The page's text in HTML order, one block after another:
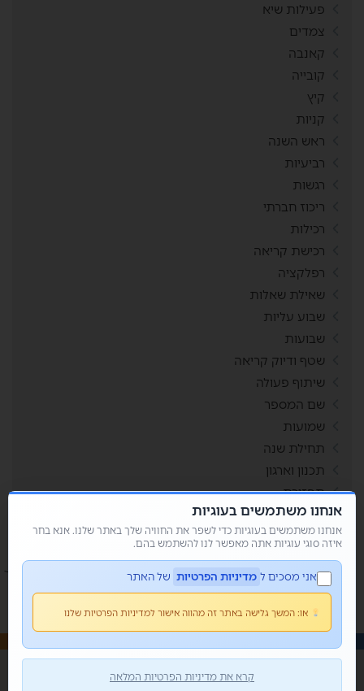
פעילות שיא
צמדים
קאנבה
קובייה
קיץ
קניות
ראש השנה
רביעיות
רגשות
ריכוז חברתי
רכילות
רכישת קריאה
רפלקציה
שאילת שאלות
שבוע עליות
שבועות
שטף ודיוק קריאה
שיתוף פעולה
שם המספר
שמועות
תחילת שנה
תכנון וארגון
תפזורת
תשבצים
© כל הזכויות שמורות 2026 • מור קנדי - פשוט למשחק
אנחנו משתמשים בעוגיות
אנחנו משתמשים בעוגיות כדי לשפר את החוויה שלך באתר שלנו. אנא בחר
איזה סוגי עוגיות אתה מאפשר לנו להשתמש בהם.
אני מסכים ל מדיניות הפרטיות של האתר
או: המשך גלישה באתר זה מהווה אישור למדיניות הפרטיות שלנו
קרא את מדיניות הפרטיות המלאה